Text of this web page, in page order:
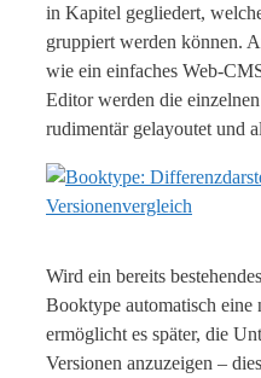
in Kapitel gegliedert,
gruppiert werden können.
wie ein einfaches Web-
Editor werden die
rudimentär gelayoutet und
Wird ein bereits
Booktype automatisch eine
ermöglicht es später, die
Versionen anzuzeigen –